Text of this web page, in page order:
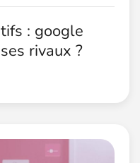
: google
rivaux ?